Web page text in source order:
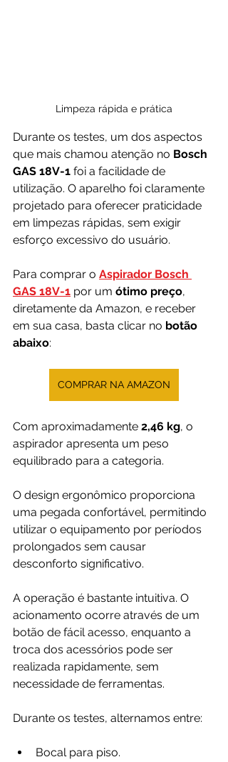
Limpeza rápida e prática
Durante os testes, um dos aspectos
que mais chamou atenção no Bosch
GAS 18V-1 foi a facilidade de
utilização. O aparelho foi claramente
projetado para oferecer praticidade
em limpezas rápidas, sem exigir
esforço excessivo do usuário.
Para comprar o Aspirador Bosch
GAS 18V-1 por um ótimo preço,
diretamente da Amazon, e receber
em sua casa, basta clicar no botão
abaixo:
COMPRAR NA AMAZON
Com aproximadamente 2,46 kg, o
aspirador apresenta um peso
equilibrado para a categoria.
O design ergonômico proporciona
uma pegada confortável, permitindo
utilizar o equipamento por períodos
prolongados sem causar
desconforto significativo.
A operação é bastante intuitiva. O
acionamento ocorre através de um
botão de fácil acesso, enquanto a
troca dos acessórios pode ser
realizada rapidamente, sem
necessidade de ferramentas.
Durante os testes, alternamos entre:
Bocal para piso.